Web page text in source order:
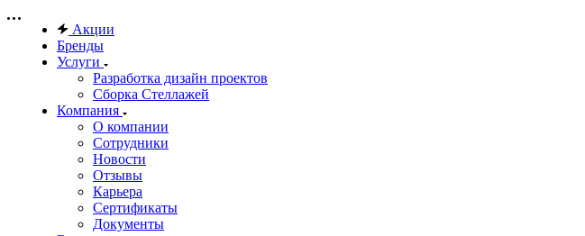
Акции
Бренды
Услуги
Разработка дизайн проектов
Сборка Стеллажей
Компания
О компании
Сотрудники
Новости
Отзывы
Карьера
Сертификаты
Документы